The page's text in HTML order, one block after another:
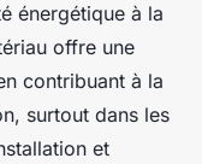
énergétique à la
offre une
contribuant à la
surtout dans les
et